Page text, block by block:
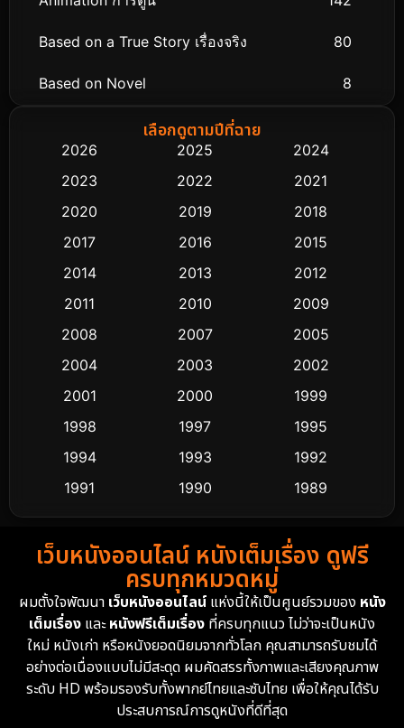
Based on a True Story เรื่องจริง 80
Based on Novel 8
Biography ชีวิตจริง
Classic หนังคลาสสิก
Comedy ตลก 445
Crime อาชญากรรม 518
Cult Film
Dance เต้น
Detective สืบสวน
Detective สืบสวน
Disney+ 4
Documentary สารคดี 94
Drama ดราม่า
เลือกดูตามปีที่ฉาย
2026 2025
2024
2023
2022
2021
2020
2019
2018
2017
2016
2015
2014
2013
2012
2011
2010
2009
2008
2007
2005
2004
2003
2002
2001
2000
1999
1998
1997
1995
1994
1993
1992
1991
1990
1989
1988
1986
1985
1983
1982
1981
1974
1962
เว็บหนังออนไลน์ หนังเต็มเรื่อง ดูฟรี
ครบทุกหมวดหมู่
ผมตั้งใจพัฒนา เว็บหนังออนไลน์แห่งนี้ให้เป็นศูนย์รวมของ หนัง
เต็มเรื่อง และหนังฟรีเต็มเรื่อง ที่ครบทุกแนว ไม่ว่าจะเป็นหนัง
ใหม่ หนังเก่า หรือหนังยอดนิยมจากทั่วโลก คุณสามารถรับชมได้
อย่างต่อเนื่องแบบไม่มีสะดุด ผมคัดสรรทั้งภาพและเสียงคุณภาพ
ระดับ HD พร้อมรองรับทั้งพากย์ไทยและซับไทย เพื่อให้คุณได้รับ
ประสบการณ์การดูหนังที่ดีที่สุด